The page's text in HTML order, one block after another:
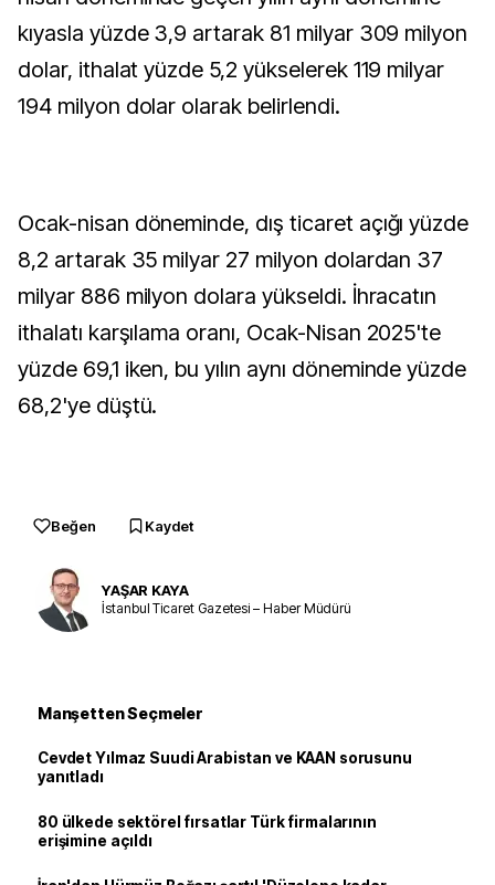
kıyasla yüzde 3,9 artarak 81 milyar 309 milyon
dolar, ithalat yüzde 5,2 yükselerek 119 milyar
194 milyon dolar olarak belirlendi.
Ocak-nisan döneminde, dış ticaret açığı yüzde
8,2 artarak 35 milyar 27 milyon dolardan 37
milyar 886 milyon dolara yükseldi. İhracatın
ithalatı karşılama oranı, Ocak-Nisan 2025'te
yüzde 69,1 iken, bu yılın aynı döneminde yüzde
68,2'ye düştü.
Beğen Kaydet
YAŞAR KAYA
İstanbul Ticaret Gazetesi – Haber Müdürü
Manşetten Seçmeler
Cevdet Yılmaz Suudi Arabistan ve KAAN sorusunu
yanıtladı
80 ülkede sektörel fırsatlar Türk firmalarının
erişimine açıldı